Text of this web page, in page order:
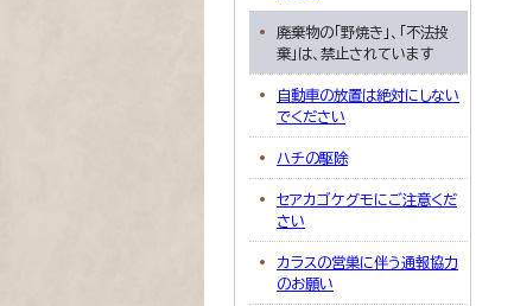
廃棄物の「野焼き」、「不法投
棄」は、禁止されています
自動車の放置は絶対にしない
でください
ハチの駆除
セアカゴケグモにご注意くだ
さい
カラスの営巣に伴う通報協力
のお願い